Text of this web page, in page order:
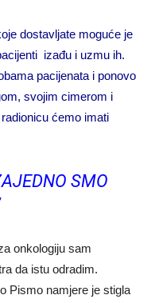
dostavljate moguće je
izađu i uzmu ih.
pacijenata i ponovo
svojim cimerom i
ćemo imati
SMO
onkologiju sam
da istu odradim.
Pismo namjere je stigla